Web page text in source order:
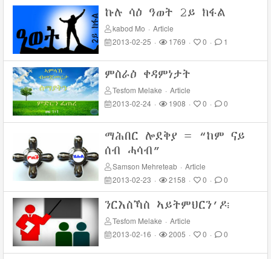
ኩሉ ሳዕ ዓወት 2ይ ክፋል
kabod Mo · Article
2013-02-25 · 1769 · 0 · 1
ምስራዕ ቀዳምነታት
Tesfom Melake · Article
2013-02-24 · 1908 · 0 · 0
ማሕበር ሎደቅያ = “ከም ናይ
ሰብ ሓሳብ”
Samson Mehreteab · Article
2013-02-23 · 2158 · 0 · 0
ንርእስኻስ ኣይትምህርን’ዶ፧
Tesfom Melake · Article
2013-02-16 · 2005 · 0 · 0